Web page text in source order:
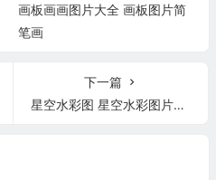
画板画画图片大全 画板图片简
笔画
下一篇
星空水彩图 星空水彩图片初学者简单